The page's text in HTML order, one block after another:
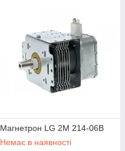
Магнетрон LG 2M 214-06B
Немає в наявності